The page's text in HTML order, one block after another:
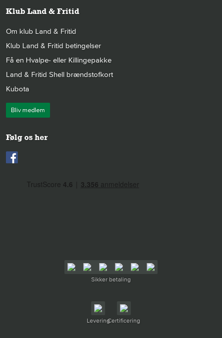
Klub Land & Fritid
Om klub Land & Fritid
Klub Land & Fritid betingelser
Få en Hvalpe- eller Killingepakke
Land & Fritid Shell brændstofkort
Kubota
Bliv medlem
Følg os her
Sikker betaling
LeveringCertificering